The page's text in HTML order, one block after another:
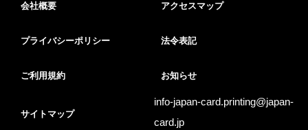
会社概要 アクセスマップ
プライバシーポリシー 法令表記
ご利用規約 お知らせ
サイトマップ
info-japan-card.printing@japan-
card.jp